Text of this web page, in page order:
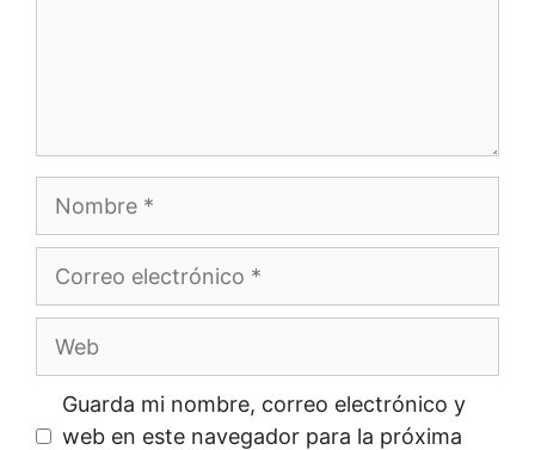
Correo
electrónico
Guarda mi nombre, correo electrónico y
web en este navegador para la próxima